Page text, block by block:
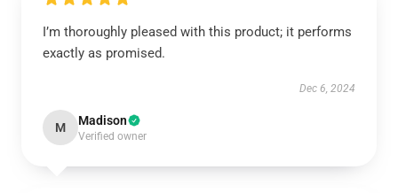
I’m thoroughly pleased with this product; it performs
exactly as promised.
Dec 6, 2024
M Madison
Verified owner